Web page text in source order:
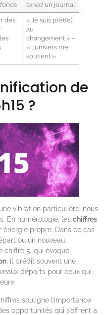
tenez un journal
des
« Je suis prêt(e)
au
changement » –
« L’univers me
soutient »
de
?
vibration particulière, nous
En numérologie, les chiffres
propre. Dans ce cas
ou un nouveau
chiffre 5, qui évoque
, il prédit souvent une
départs pour ceux qui
souligne l’importance
opportunités qui s’offrent à